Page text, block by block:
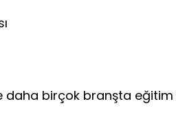
birçok branşta